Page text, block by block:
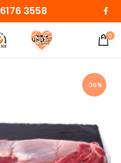
6176 3558
0
-30%